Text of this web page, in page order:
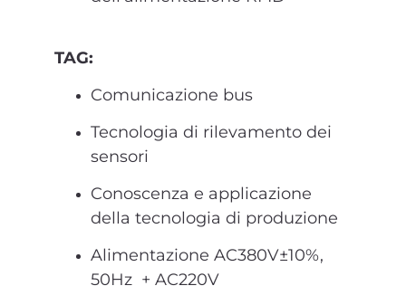
TAG:
Comunicazione bus
Tecnologia di rilevamento dei
sensori
Conoscenza e applicazione
della tecnologia di produzione
Alimentazione AC380V±10%,
50Hz + AC220V